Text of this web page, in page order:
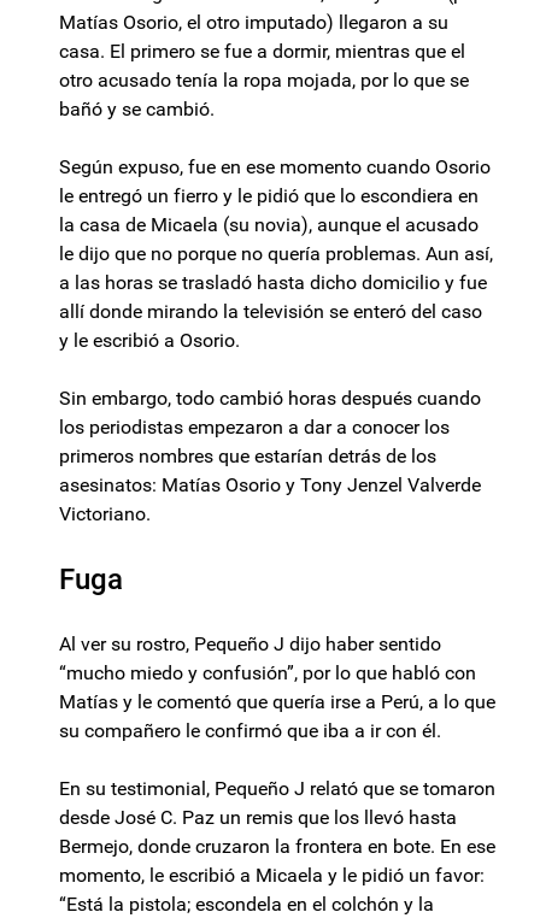
Matías Osorio, el otro imputado) llegaron a su
casa. El primero se fue a dormir, mientras que el
otro acusado tenía la ropa mojada, por lo que se
bañó y se cambió.
Según expuso, fue en ese momento cuando Osorio
le entregó un fierro y le pidió que lo escondiera en
la casa de Micaela (su novia), aunque el acusado
le dijo que no porque no quería problemas. Aun así,
a las horas se trasladó hasta dicho domicilio y fue
allí donde mirando la televisión se enteró del caso
y le escribió a Osorio.
Sin embargo, todo cambió horas después cuando
los periodistas empezaron a dar a conocer los
primeros nombres que estarían detrás de los
asesinatos: Matías Osorio y Tony Jenzel Valverde
Victoriano.
Fuga
Al ver su rostro, Pequeño J dijo haber sentido
“mucho miedo y confusión”, por lo que habló con
Matías y le comentó que quería irse a Perú, a lo que
su compañero le confirmó que iba a ir con él.
En su testimonial, Pequeño J relató que se tomaron
desde José C. Paz un remis que los llevó hasta
Bermejo, donde cruzaron la frontera en bote. En ese
momento, le escribió a Micaela y le pidió un favor:
“Está la pistola; escondela en el colchón y la